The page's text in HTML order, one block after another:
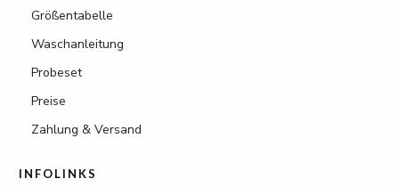
Größentabelle
Waschanleitung
Probeset
Preise
Zahlung & Versand
INFOLINKS